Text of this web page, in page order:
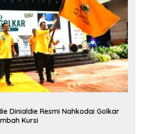
Dinialdie Resmi Nahkodai Golkar
Kursi